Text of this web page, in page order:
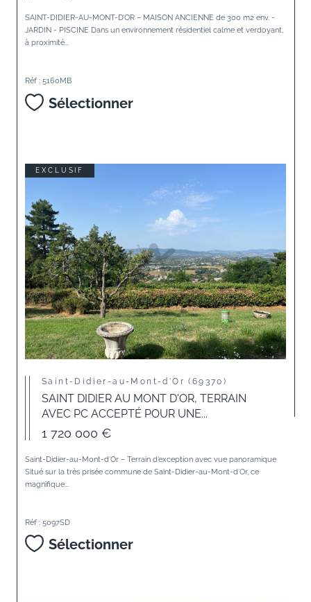
SAINT-DIDIER-AU-MONT-D’OR – MAISON ANCIENNE de 300 m2 env. -
JARDIN - PISCINE Dans un environnement résidentiel calme et verdoyant,
à proximité...
Réf : 5160MB
Sélectionner
EXCLUSIF
Saint-Didier-au-Mont-d'Or (69370)
SAINT DIDIER AU MONT D'OR, TERRAIN
AVEC PC ACCEPTÉ POUR UNE...
1 720 000 €
Saint-Didier-au-Mont-d’Or – Terrain d’exception avec vue panoramique
Situé sur la très prisée commune de Saint-Didier-au-Mont-d’Or, ce
magnifique...
Réf : 5097SD
Sélectionner